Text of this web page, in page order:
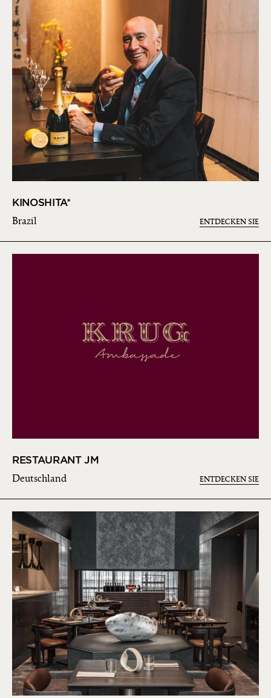
KINOSHITA*
Brazil ENTDECKEN SIE
RESTAURANT JM
Deutschland ENTDECKEN SIE